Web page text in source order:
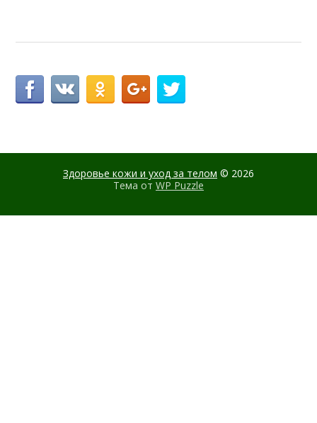
Здоровье кожи и уход за телом © 2026
Тема от WP Puzzle